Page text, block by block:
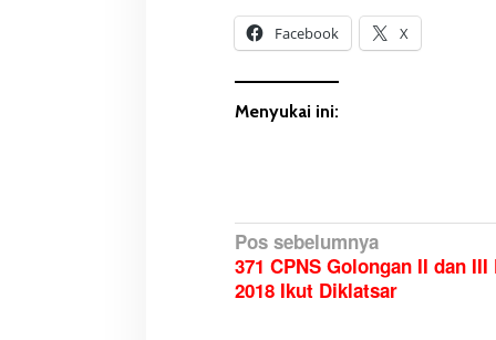
Facebook X
Menyukai ini:
N
a
v
Pos sebelumnya
371 CPNS Golongan II dan III
2018 Ikut Diklatsar
Belajar Seru dan Menyenangkan
Katalpal Dijadikan Tempat
Pengibaran